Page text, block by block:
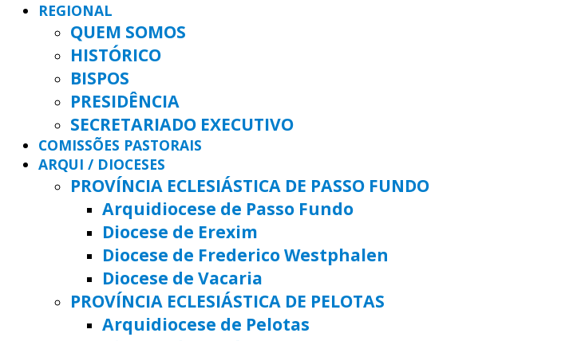
REGIONAL
QUEM SOMOS
HISTÓRICO
BISPOS
PRESIDÊNCIA
SECRETARIADO EXECUTIVO
COMISSÕES PASTORAIS
ARQUI / DIOCESES
PROVÍNCIA ECLESIÁSTICA DE PASSO FUNDO
Arquidiocese de Passo Fundo
Diocese de Erexim
Diocese de Frederico Westphalen
Diocese de Vacaria
PROVÍNCIA ECLESIÁSTICA DE PELOTAS
Arquidiocese de Pelotas